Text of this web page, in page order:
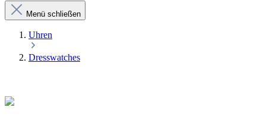
Menü schließen
Uhren
Dresswatches